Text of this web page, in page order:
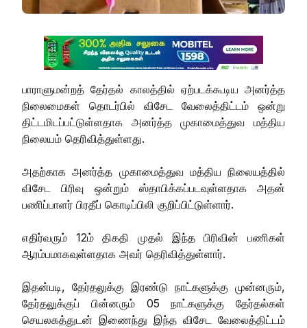
பாராளுமன்றத் தேர்தல் காலத்தில் ஏற்படக்கூடிய அனர்த்த
நிலைமைகள் தொடர்பில் விசேட வேலைத்திட்டம் ஒன்று
திட்டமிடப்பட்டுள்ளதாக அனர்த்த முகாமைத்துவ மத்திய
நிலையம் தெரிவித்துள்ளது.
அதற்காக அனர்த்த முகாமைத்துவ மத்திய நிலையத்தில்
விசேட பிரிவு ஒன்றும் ஸ்தாபிக்கப்படவுள்ளதாக அதன்
பணிப்பாளர் பிரதீப் கொடிப்பிலி குறிப்பிட்டுள்ளார்.
எதிர்வரும் 12ம் திகதி முதல் இந்த பிரிவின் பணிகள்
ஆரம்பமாகவுள்ளதாக அவர் தெரிவித்துள்ளார்.
இதன்படி, தேர்தலுக்கு இரண்டு நாட்களுக்கு முன்னரும்,
தேர்தலுக்குப் பின்னரும் 05 நாட்களுக்கு தேர்தல்கள்
செயலகத்துடன் இணைந்து இந்த விசேட வேலைத்திட்டம்